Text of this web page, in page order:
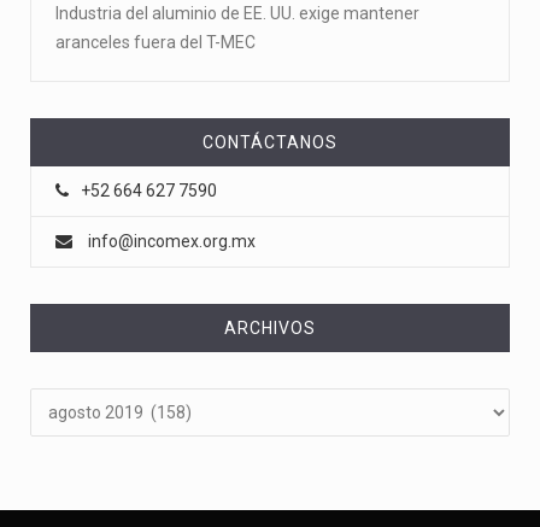
Industria del aluminio de EE. UU. exige mantener
aranceles fuera del T-MEC
CONTÁCTANOS
+52 664 627 7590
info@incomex.org.mx
ARCHIVOS